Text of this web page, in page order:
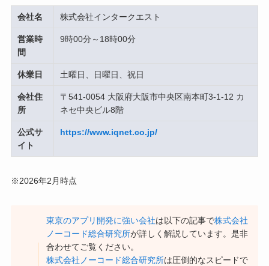
会社名 株式会社インタークエスト
営業時
間
9時00分～18時00分
休業日 土曜日、日曜日、祝日
会社住
所
〒541-0054 大阪府大阪市中央区南本町3-1-12 カ
ネセ中央ビル8階
公式サ
イト
https://www.iqnet.co.jp/
※2026年2月時点
東京のアプリ開発に強い会社は以下の記事で株式会社
ノーコード総合研究所が詳しく解説しています。是非
合わせてご覧ください。
株式会社ノーコード総合研究所は圧倒的なスピードで